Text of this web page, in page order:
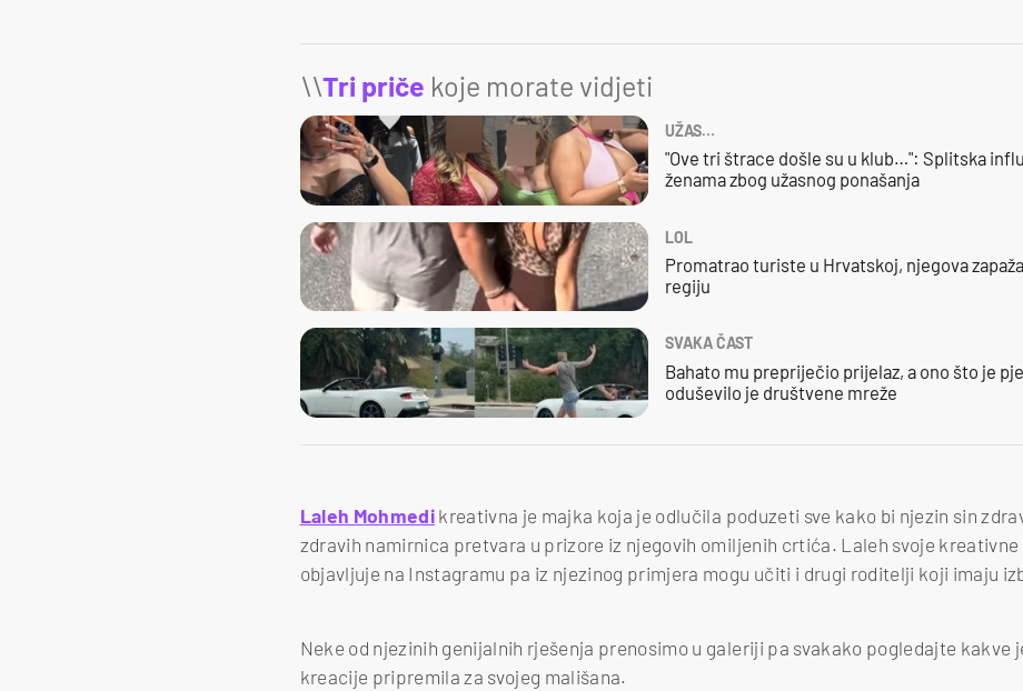
\\Tri priče koje morate vidjeti
UŽAS…
"Ove tri štrace došle su u klub…": Splitska
ženama zbog užasnog ponašanja
LOL
Promatrao turiste u Hrvatskoj, njegova
regiju
SVAKA ČAST
Bahato mu prepriječio prijelaz, a ono što je
oduševilo je društvene mreže
Laleh Mohmedikreativna je majka koja je odlučila poduzeti sve kako bi njezin sin
zdravih namirnica pretvara u prizore iz njegovih omiljenih crtića. Laleh svoje kreativne
objavljuje na Instagramu pa iz njezinog primjera mogu učiti i drugi roditelji koji imaju
Neke od njezinih genijalnih rješenja prenosimo u galeriji pa svakako pogledajte kakve
kreacije pripremila za svojeg mališana.